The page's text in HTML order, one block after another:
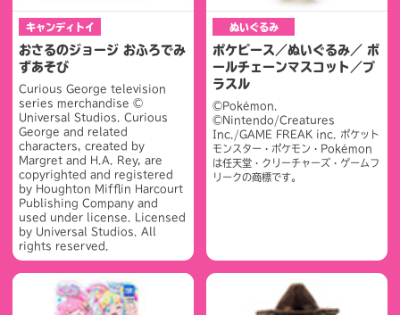
キャンディトイ
おさるのジョージ おふろでみ
ずあそび
Curious George television
series merchandise ©
Universal Studios. Curious
George and related
characters, created by
Margret and H.A. Rey, are
copyrighted and registered
by Houghton Mifflin Harcourt
Publishing Company and
used under license. Licensed
by Universal Studios. All
rights reserved.
ぬいぐるみ
ポケピース／ぬいぐるみ／ ボ
ールチェーンマスコット／プ
ラスル
©Pokémon.
©Nintendo/Creatures
Inc./GAME FREAK inc. ポケット
モンスター・ポケモン・Pokémon
は任天堂・クリーチャーズ・ゲームフ
リークの商標です。